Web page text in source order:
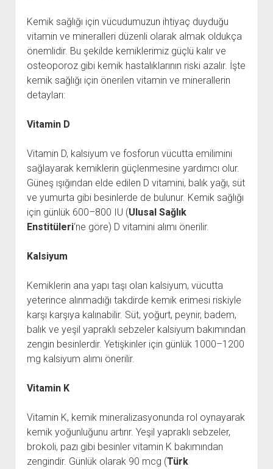
Kemik sağlığı için vücudumuzun ihtiyaç duyduğu
vitamin ve mineralleri düzenli olarak almak oldukça
önemlidir. Bu şekilde kemiklerimiz güçlü kalır ve
osteoporoz gibi kemik hastalıklarının riski azalır. İşte
kemik sağlığı için önerilen vitamin ve minerallerin
detayları:
Vitamin D
Vitamin D, kalsiyum ve fosforun vücutta emilimini
sağlayarak kemiklerin güçlenmesine yardımcı olur.
Güneş ışığından elde edilen D vitamini, balık yağı, süt
ve yumurta gibi besinlerde de bulunur. Kemik sağlığı
için günlük 600–800 IU (Ulusal Sağlık
Enstitüleri‘ne göre) D vitamini alımı önerilir.
Kalsiyum
Kemiklerin ana yapı taşı olan kalsiyum, vücutta
yeterince alınmadığı takdirde kemik erimesi riskiyle
karşı karşıya kalınabilir. Süt, yoğurt, peynir, badem,
balık ve yeşil yapraklı sebzeler kalsiyum bakımından
zengin besinlerdir. Yetişkinler için günlük 1000–1200
mg kalsiyum alımı önerilir.
Vitamin K
Vitamin K, kemik mineralizasyonunda rol oynayarak
kemik yoğunluğunu artırır. Yeşil yapraklı sebzeler,
brokoli, pazı gibi besinler vitamin K bakımından
zengindir. Günlük olarak 90 mcg (Türk